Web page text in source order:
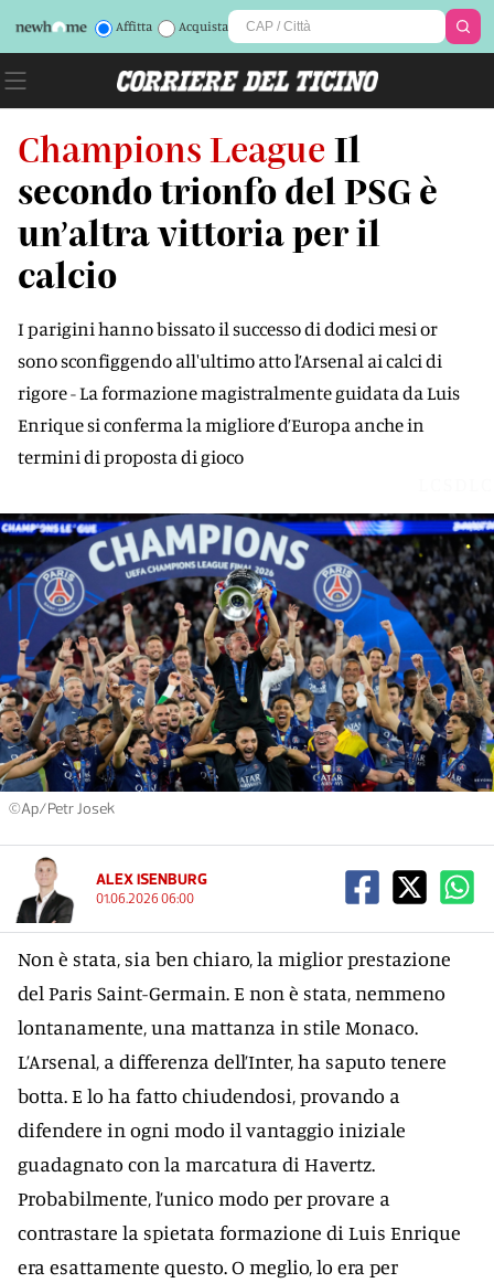
Affitta Acquista
Champions League Il
secondo trionfo del PSG è
un’altra vittoria per il
calcio
I parigini hanno bissato il successo di dodici mesi or
sono sconfiggendo all'ultimo atto l’Arsenal ai calci di
rigore - La formazione magistralmente guidata da Luis
Enrique si conferma la migliore d’Europa anche in
termini di proposta di gioco
©Ap/Petr Josek
ALEX ISENBURG
01.06.2026 06:00
Non è stata, sia ben chiaro, la miglior prestazione
del Paris Saint-Germain. E non è stata, nemmeno
lontanamente, una mattanza in stile Monaco.
L’Arsenal, a differenza dell’Inter, ha saputo tenere
botta. E lo ha fatto chiudendosi, provando a
difendere in ogni modo il vantaggio iniziale
guadagnato con la marcatura di Havertz.
Probabilmente, l’unico modo per provare a
contrastare la spietata formazione di Luis Enrique
era esattamente questo. O meglio, lo era per